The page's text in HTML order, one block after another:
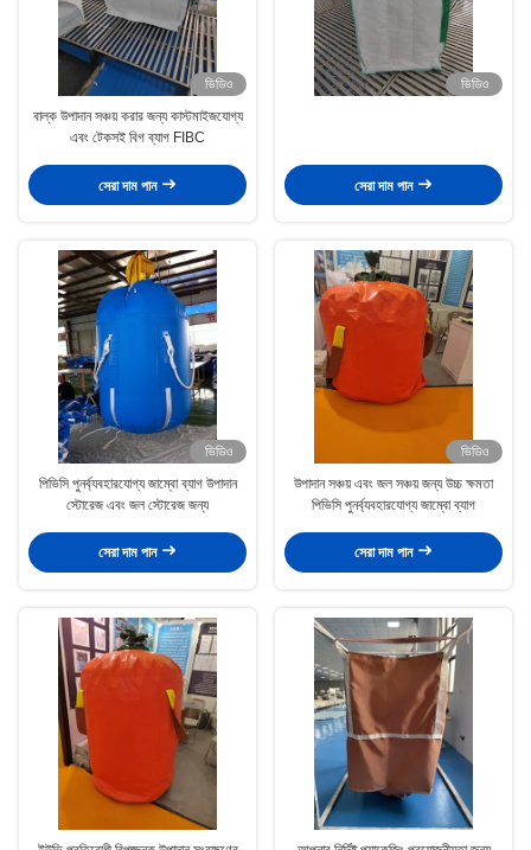
ভিডিও
বাল্ক উপাদান সঞ্চয় করার জন্য কাস্টমাইজযোগ্য
এবং টেকসই বিগ ব্যাগ FIBC
সেরা দাম পান
ভিডিও
সেরা দাম পান
ভিডিও
পিভিসি পুনর্ব্যবহারযোগ্য জাম্বো ব্যাগ উপাদান
স্টোরেজ এবং জল স্টোরেজ জন্য
সেরা দাম পান
ভিডিও
উপাদান সঞ্চয় এবং জল সঞ্চয় জন্য উচ্চ ক্ষমতা
পিভিসি পুনর্ব্যবহারযোগ্য জাম্বো ব্যাগ
সেরা দাম পান